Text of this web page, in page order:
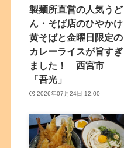
製麺所直営の人気うど
ん・そば店のひやかけ
黄そばと金曜日限定の
カレーライスが旨すぎ
ました！ 西宮市
「吾光」
2026年07月24日 12:00